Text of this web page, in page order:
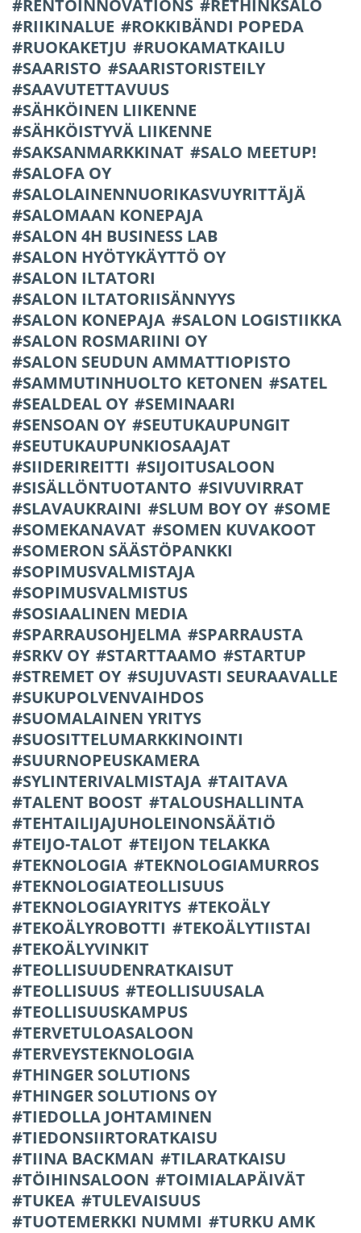
RENTOINNOVATIONS
RETHINKSALO
RIIKINALUE
ROKKIBÄNDI POPEDA
RUOKAKETJU
RUOKAMATKAILU
SAARISTO
SAARISTORISTEILY
SAAVUTETTAVUUS
SÄHKÖINEN LIIKENNE
SÄHKÖISTYVÄ LIIKENNE
SAKSANMARKKINAT
SALO MEETUP!
SALOFA OY
SALOLAINENNUORIKASVUYRITTÄJÄ
SALOMAAN KONEPAJA
SALON 4H BUSINESS LAB
SALON HYÖTYKÄYTTÖ OY
SALON ILTATORI
SALON ILTATORIISÄNNYYS
SALON KONEPAJA
SALON LOGISTIIKKA
SALON ROSMARIINI OY
SALON SEUDUN AMMATTIOPISTO
SAMMUTINHUOLTO KETONEN
SATEL
SEALDEAL OY
SEMINAARI
SENSOAN OY
SEUTUKAUPUNGIT
SEUTUKAUPUNKIOSAAJAT
SIIDERIREITTI
SIJOITUSALOON
SISÄLLÖNTUOTANTO
SIVUVIRRAT
SLAVAUKRAINI
SLUM BOY OY
SOME
SOMEKANAVAT
SOMEN KUVAKOOT
SOMERON SÄÄSTÖPANKKI
SOPIMUSVALMISTAJA
SOPIMUSVALMISTUS
SOSIAALINEN MEDIA
SPARRAUSOHJELMA
SPARRAUSTA
SRKV OY
STARTTAAMO
STARTUP
STREMET OY
SUJUVASTI SEURAAVALLE
SUKUPOLVENVAIHDOS
SUOMALAINEN YRITYS
SUOSITTELUMARKKINOINTI
SUURNOPEUSKAMERA
SYLINTERIVALMISTAJA
TAITAVA
TALENT BOOST
TALOUSHALLINTA
TEHTAILIJAJUHOLEINONSÄÄTIÖ
TEIJO-TALOT
TEIJON TELAKKA
TEKNOLOGIA
TEKNOLOGIAMURROS
TEKNOLOGIATEOLLISUUS
TEKNOLOGIAYRITYS
TEKOÄLY
TEKOÄLYROBOTTI
TEKOÄLYTIISTAI
TEKOÄLYVINKIT
TEOLLISUUDENRATKAISUT
TEOLLISUUS
TEOLLISUUSALA
TEOLLISUUSKAMPUS
TERVETULOASALOON
TERVEYSTEKNOLOGIA
THINGER SOLUTIONS
THINGER SOLUTIONS OY
TIEDOLLA JOHTAMINEN
TIEDONSIIRTORATKAISU
TIINA BACKMAN
TILARATKAISU
TÖIHINSALOON
TOIMIALAPÄIVÄT
TUKEA
TULEVAISUUS
TUOTEMERKKI NUMMI
TURKU AMK